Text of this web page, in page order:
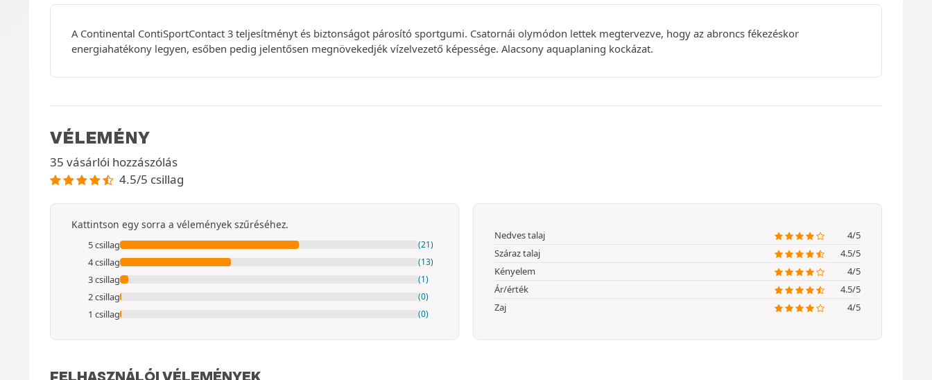
A Continental ContiSportContact 3 teljesítményt és biztonságot párosító sportgumi. Csatornái olymódon lettek megtervezve, hogy az abroncs fékezéskor
energiahatékony legyen, esőben pedig jelentősen megnövekedjék vízelvezető képessége. Alacsony aquaplaning kockázat.
VÉLEMÉNY
35 vásárlói hozzászólás
4.5/5 csillag
Kattintson egy sorra a vélemények szűréséhez.
5 csillag (21)
4 csillag (13)
3 csillag (1)
2 csillag (0)
1 csillag (0)
Nedves talaj
4/5
Száraz talaj
4.5/5
Kényelem
4/5
Ár/érték
4.5/5
Zaj
4/5
FELHASZNÁLÓI VÉLEMÉNYEK